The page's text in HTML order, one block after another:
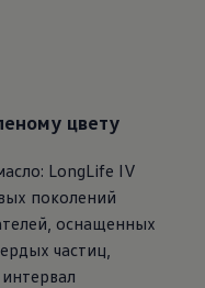
цвету
LongLife IV
поколений
оснащенных
частиц,